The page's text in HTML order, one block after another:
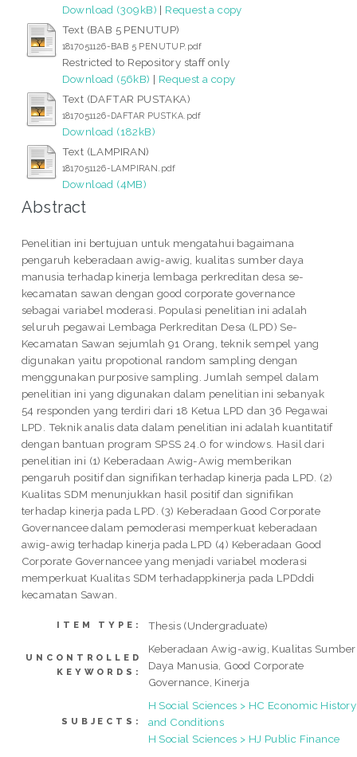
Download (309kB) | Request a copy
Text (BAB 5 PENUTUP)
1817051126-BAB 5 PENUTUP.pdf
Restricted to Repository staff only
Download (56kB) | Request a copy
Text (DAFTAR PUSTAKA)
1817051126-DAFTAR PUSTKA.pdf
Download (182kB)
Text (LAMPIRAN)
1817051126-LAMPIRAN.pdf
Download (4MB)
Abstract
Penelitian ini bertujuan untuk mengatahui bagaimana
pengaruh keberadaan awig-awig, kualitas sumber daya
manusia terhadap kinerja lembaga perkreditan desa se-
kecamatan sawan dengan good corporate governance
sebagai variabel moderasi. Populasi penelitian ini adalah
seluruh pegawai Lembaga Perkreditan Desa (LPD) Se-
Kecamatan Sawan sejumlah 91 Orang, teknik sempel yang
digunakan yaitu propotional random sampling dengan
menggunakan purposive sampling. Jumlah sempel dalam
penelitian ini yang digunakan dalam penelitian ini sebanyak
54 responden yang terdiri dari 18 Ketua LPD dan 36 Pegawai
LPD. Teknik analis data dalam penelitian ini adalah kuantitatif
dengan bantuan program SPSS 24.0 for windows. Hasil dari
penelitian ini (1) Keberadaan Awig-Awig memberikan
pengaruh positif dan signifikan terhadap kinerja pada LPD. (2)
Kualitas SDM menunjukkan hasil positif dan signifikan
terhadap kinerja pada LPD. (3) Keberadaan Good Corporate
Governancee dalam pemoderasi memperkuat keberadaan
awig-awig terhadap kinerja pada LPD (4) Keberadaan Good
Corporate Governancee yang menjadi variabel moderasi
memperkuat Kualitas SDM terhadappkinerja pada LPDddi
kecamatan Sawan.
ITEM TYPE: Thesis (Undergraduate)
UNCONTROLLED
KEYWORDS:
Keberadaan Awig-awig, Kualitas Sumber
Daya Manusia, Good Corporate
Governance, Kinerja
SUBJECTS:
H Social Sciences > HC Economic History
and Conditions
H Social Sciences > HJ Public Finance